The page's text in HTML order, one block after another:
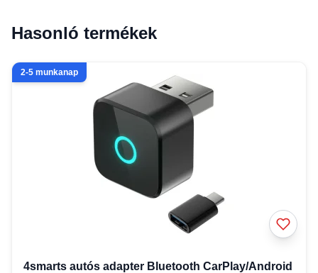
Hasonló termékek
2-5 munkanap
4smarts autós adapter Bluetooth CarPlay/Android